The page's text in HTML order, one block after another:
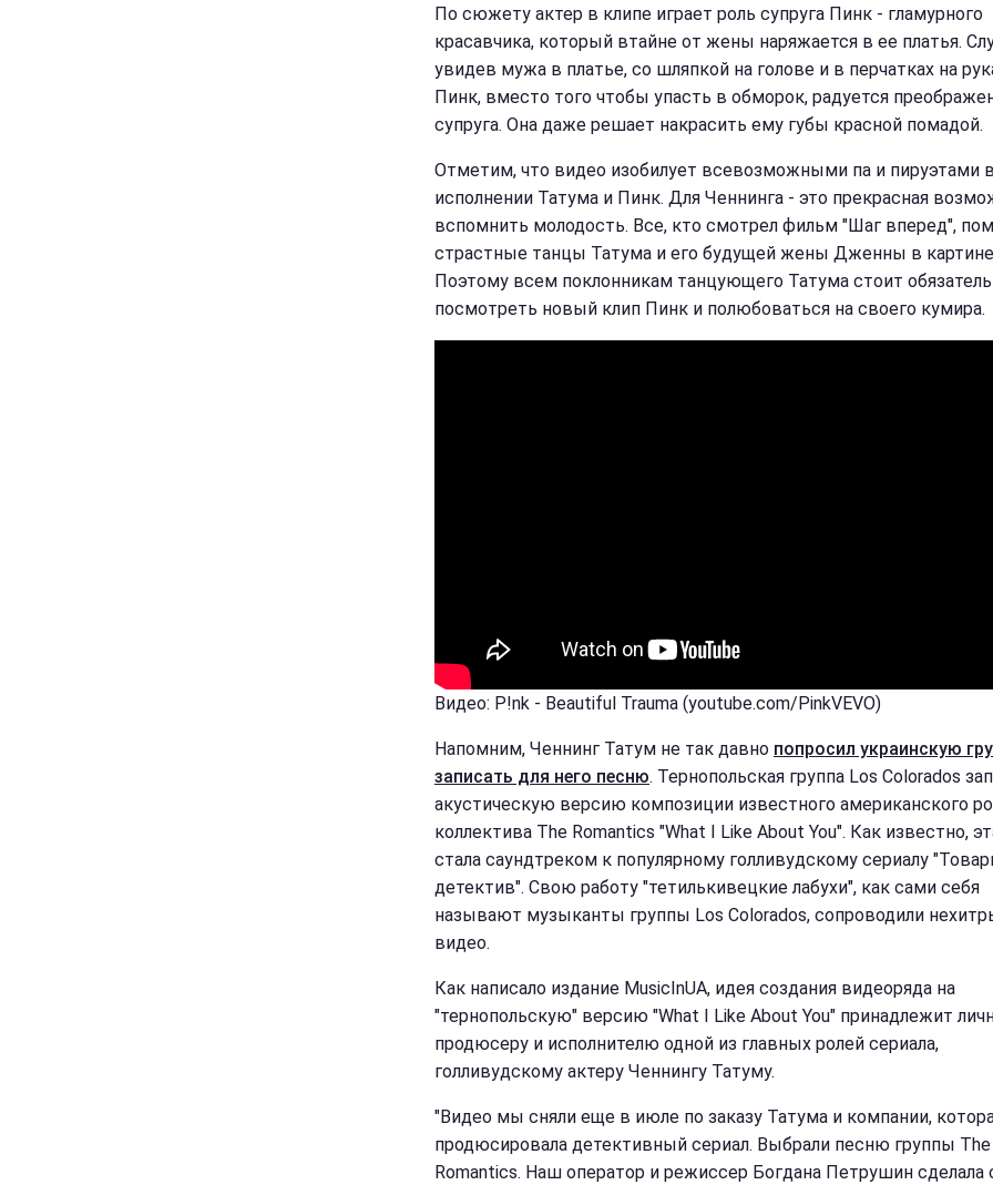
По сюжету актер в клипе играет роль супруга Пинк - гламурного
красавчика, который втайне от жены наряжается в ее платья.
увидев мужа в платье, со шляпкой на голове и в перчатках на
Пинк, вместо того чтобы упасть в обморок, радуется
супруга. Она даже решает накрасить ему губы красной помадой.
Отметим, что видео изобилует всевозможными па и пируэтами в
исполнении Татума и Пинк. Для Ченнинга - это прекрасная
вспомнить молодость. Все, кто смотрел фильм "Шаг вперед",
страстные танцы Татума и его будущей жены Дженны в
Поэтому всем поклонникам танцующего Татума стоит
посмотреть новый клип Пинк и полюбоваться на своего кумира.
Видео: P!nk - Beautiful Trauma (youtube.com/PinkVEVO)
Напомним, Ченнинг Татум не так давно попросил украинскую
записать для него песню. Тернопольская группа Los Colorados
акустическую версию композиции известного американского
коллектива The Romantics "What I Like About You". Как известно,
стала саундтреком к популярному голливудскому сериалу
детектив". Свою работу "тетилькивецкие лабухи", как сами себя
называют музыканты группы Los Colorados, сопроводили
видео.
Как написало издание MusicInUA, идея создания видеоряда на
"тернопольскую" версию "What I Like About You" принадлежит
продюсеру и исполнителю одной из главных ролей сериала,
голливудскому актеру Ченнингу Татуму.
"Видео мы сняли еще в июле по заказу Татума и компании,
продюсировала детективный сериал. Выбрали песню группы The
Romantics. Наш оператор и режиссер Богдана Петрушин